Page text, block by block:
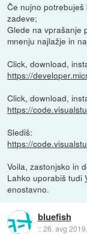
Če nujno
zadeve;
Glede na vprašanje
mnenju najlažje in
Click, download,
https://
Click, download,
https://
Slediš:
https://
Voila, zastonjsko in
Lahko uporabiš tudi
enostavno.
bluefish
::26. avg